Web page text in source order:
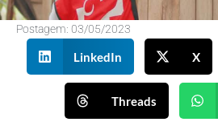
Postagem: 03/05/2023
LinkedIn X
Threads